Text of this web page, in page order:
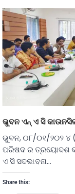
ଭୁବନ ଏନ୍ ଏ ସି
ଭୁବନ, ୦୮/୦୧/୨୦୨ ୪
ପରିଷଦ ର ତ୍ରୟୋଦଶ
ଏ ସି ସଦଭାବନା…
Share this: